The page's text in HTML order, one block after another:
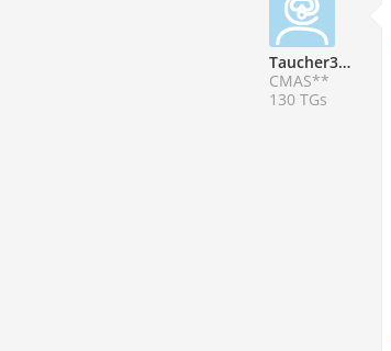
Taucher332811
CMAS**
130 TGs